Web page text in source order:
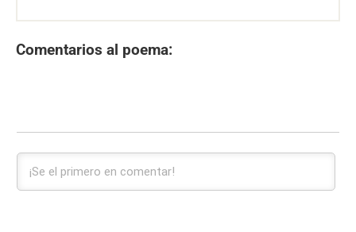
Comentarios al poema: